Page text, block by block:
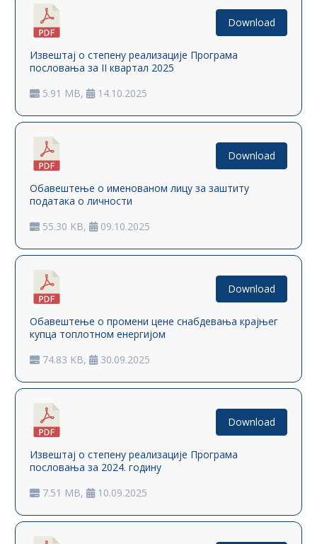
Извештај о степену реализације Програма
пословања за II квартал 2025
5.91 MB,
14.10.2025
Download
Обавештење о именованом лицу за заштиту
података о личности
55.30 KB,
09.10.2025
Download
Oбавештење о промени ценe снабдевања крајњег
купца топлотном енергијом
74.83 KB,
30.09.2025
Download
Извештај о степену реализације Програма
пословања за 2024. годину
7.51 MB,
10.09.2025
Download